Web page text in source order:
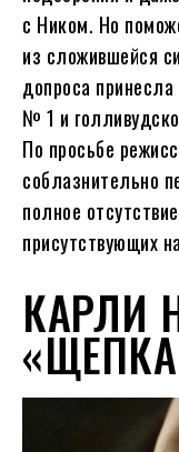
с Ником. Но
из сложившейся
допроса
№ 1 и
По просьбе
соблазнительно
полное
присутствующих
КАРЛИ